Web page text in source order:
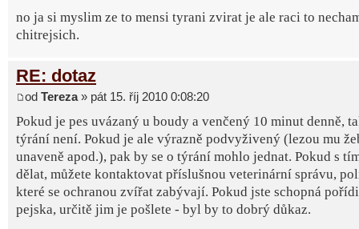
no ja si myslim ze to mensi tyrani zvirat je ale raci to
chitrejsich.
RE: dotaz
od Tereza» pát 15. říj 2010 0:08:20
Pokud je pes uvázaný u boudy a venčený 10 minut denně,
týrání není. Pokud je ale výrazně podvyživený (lezou mu
unaveně apod.), pak by se o týrání mohlo jednat. Pokud s
dělat, můžete kontaktovat příslušnou veterinární správu,
které se ochranou zvířat zabývají. Pokud jste schopná
pejska, určitě jim je pošlete - byl by to dobrý důkaz.